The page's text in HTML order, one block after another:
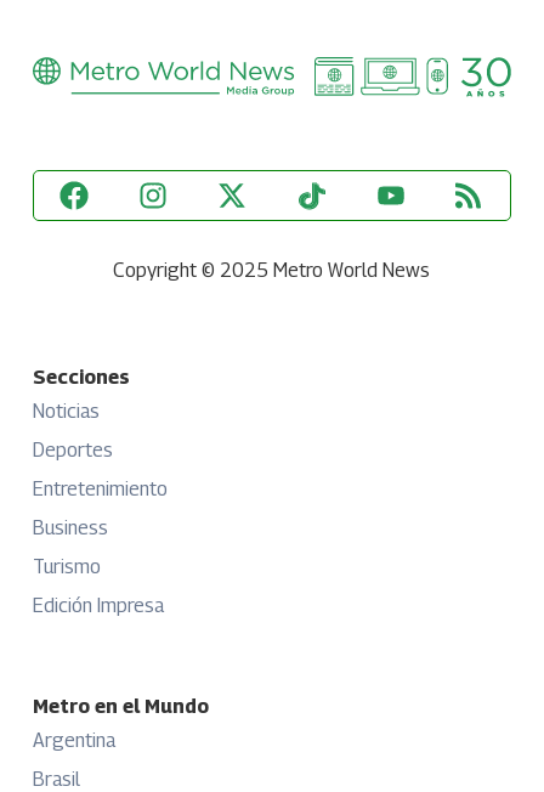
Copyright © 2025 Metro World News
Secciones
Noticias
Deportes
Entretenimiento
Business
Turismo
Edición Impresa
Metro en el Mundo
Argentina
Brasil